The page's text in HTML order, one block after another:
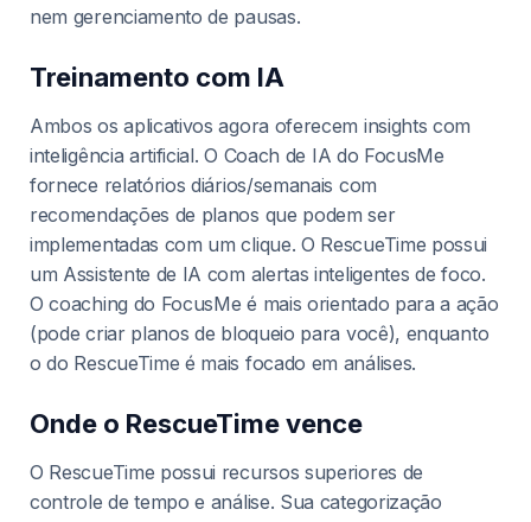
nem gerenciamento de pausas.
Treinamento com IA
Ambos os aplicativos agora oferecem insights com
inteligência artificial. O Coach de IA do FocusMe
fornece relatórios diários/semanais com
recomendações de planos que podem ser
implementadas com um clique. O RescueTime possui
um Assistente de IA com alertas inteligentes de foco.
O coaching do FocusMe é mais orientado para a ação
(pode criar planos de bloqueio para você), enquanto
o do RescueTime é mais focado em análises.
Onde o RescueTime vence
O RescueTime possui recursos superiores de
controle de tempo e análise. Sua categorização